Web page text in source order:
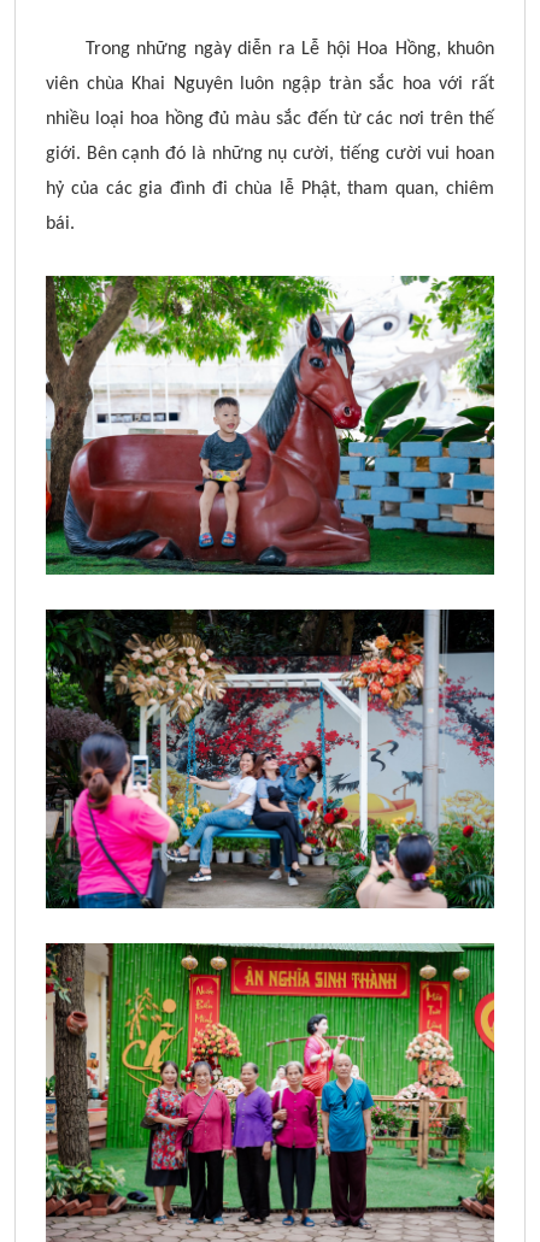
Trong những ngày diễn ra Lễ hội Hoa Hồng, khuôn
viên chùa Khai Nguyên luôn ngập tràn sắc hoa với rất
nhiều loại hoa hồng đủ màu sắc đến từ các nơi trên thế
giới. Bên cạnh đó là những nụ cười, tiếng cười vui hoan
hỷ của các gia đình đi chùa lễ Phật, tham quan, chiêm
bái.